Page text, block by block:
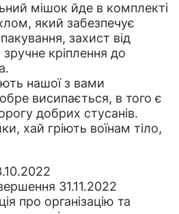
мішок йде в комплекті
який забезпечує
захист від
кріплення до
нашої з вами
висипається, в того є
добрих стусанів.
хай гріють воїнам тіло,
31.11.2022
про організацію та